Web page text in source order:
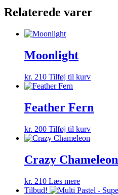
Relaterede varer
Moonlight
kr. 210 Tilføj til kurv
Feather Fern
kr. 200 Tilføj til kurv
Crazy Chameleon
kr. 210 Læs mere
Tilbud!